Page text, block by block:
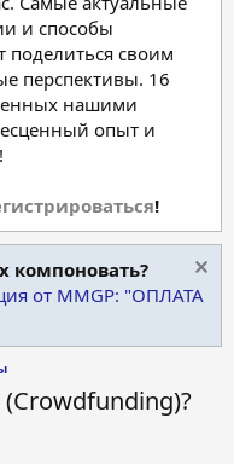
и способы
поделиться своим
перспективы. 16
нашими
опыт и
!
от MMGP: "ОПЛАТА